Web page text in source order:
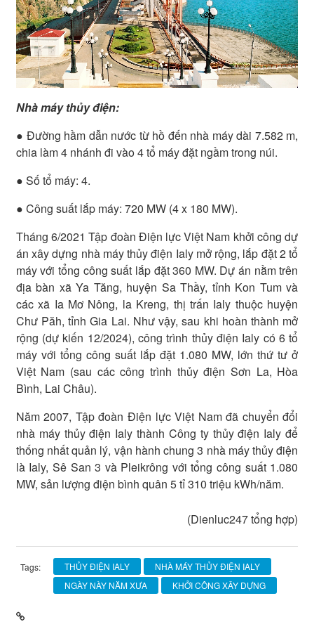
Nhà máy thủy điện:
● Đường hầm dẫn nước từ hồ đến nhà máy dài 7.582 m,
chia làm 4 nhánh đi vào 4 tổ máy đặt ngầm trong núi.
● Số tổ máy: 4.
● Công suất lắp máy: 720 MW (4 x 180 MW).
Tháng 6/2021 Tập đoàn Điện lực Việt Nam khởi công dự
án xây dựng nhà máy thủy điện Ialy mở rộng, lắp đặt 2 tổ
máy với tổng công suất lắp đặt 360 MW. Dự án nằm trên
địa bàn xã Ya Tăng, huyện Sa Thầy, tỉnh Kon Tum và
các xã Ia Mơ Nông, la Kreng, thị trấn Ialy thuộc huyện
Chư Păh, tỉnh Gia Lai. Như vậy, sau khi hoàn thành mở
rộng (dự kiến 12/2024), công trình thủy điện Ialy có 6 tổ
máy với tổng công suất lắp đặt 1.080 MW, lớn thứ tư ở
Việt Nam (sau các công trình thủy điện Sơn La, Hòa
Bình, Lai Châu).
Năm 2007, Tập đoàn Điện lực Việt Nam đã chuyển đổi
nhà máy thủy điện Ialy thành Công ty thủy điện Ialy để
thống nhất quản lý, vận hành chung 3 nhà máy thủy điện
là Ialy, Sê San 3 và Pleikrông với tổng công suất 1.080
MW, sản lượng điện bình quân 5 tỉ 310 triệu kWh/năm.
(Dienluc247 tổng hợp)
Tags: THỦY ĐIỆN IALY
NHÀ MÁY THỦY ĐIỆN IALY
NGÀY NÀY NĂM XƯA
KHỞI CÔNG XÂY DỰNG